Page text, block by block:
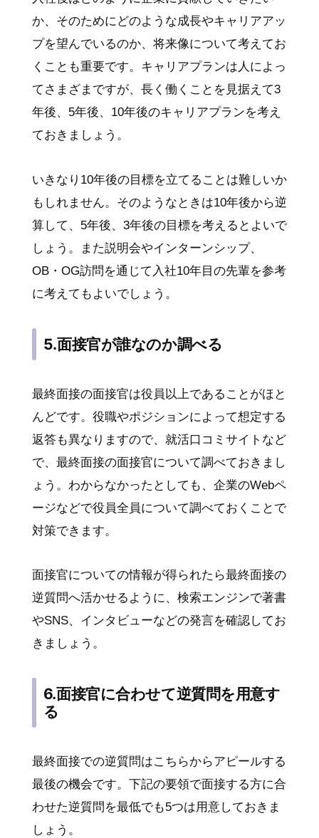
か、そのためにどのような成長やキャリアアッ
プを望んでいるのか、将来像について考えてお
くことも重要です。キャリアプランは人によっ
てさまざまですが、長く働くことを見据えて3
年後、5年後、10年後のキャリアプランを考え
ておきましょう。
いきなり10年後の目標を立てることは難しいか
もしれません。そのようなときは10年後から逆
算して、5年後、3年後の目標を考えるとよいで
しょう。また説明会やインターンシップ、
OB・OG訪問を通じて入社10年目の先輩を参考
に考えてもよいでしょう。
5.面接官が誰なのか調べる
最終面接の面接官は役員以上であることがほと
んどです。役職やポジションによって想定する
返答も異なりますので、就活口コミサイトなど
で、最終面接の面接官について調べておきまし
ょう。わからなかったとしても、企業のWebペ
ージなどで役員全員について調べておくことで
対策できます。
面接官についての情報が得られたら最終面接の
逆質問へ活かせるように、検索エンジンで著書
やSNS、インタビューなどの発言を確認してお
きましょう。
6.面接官に合わせて逆質問を用意す
る
最終面接での逆質問はこちらからアピールする
最後の機会です。下記の要領で面接する方に合
わせた逆質問を最低でも5つは用意しておきま
しょう。